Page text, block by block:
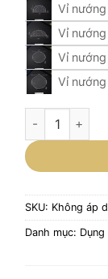
Vỉ
Vỉ
Vỉ
Vỉ
VỈ NƯỚNG
SKU: Không áp
Danh mục: Dụng